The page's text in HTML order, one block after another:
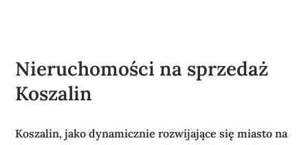
Nieruchomości na sprzedaż
Koszalin
Koszalin, jako dynamicznie rozwijające się miasto na